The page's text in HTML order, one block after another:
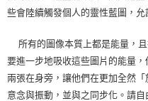
些會陸續觸發個人的靈性藍圖，
所有的圖像本質上都是能量，且
要進一步地吸收這些圖片的能量
兩張在身旁，讓他們在更加全然
意念與振動，並與之同步化。請